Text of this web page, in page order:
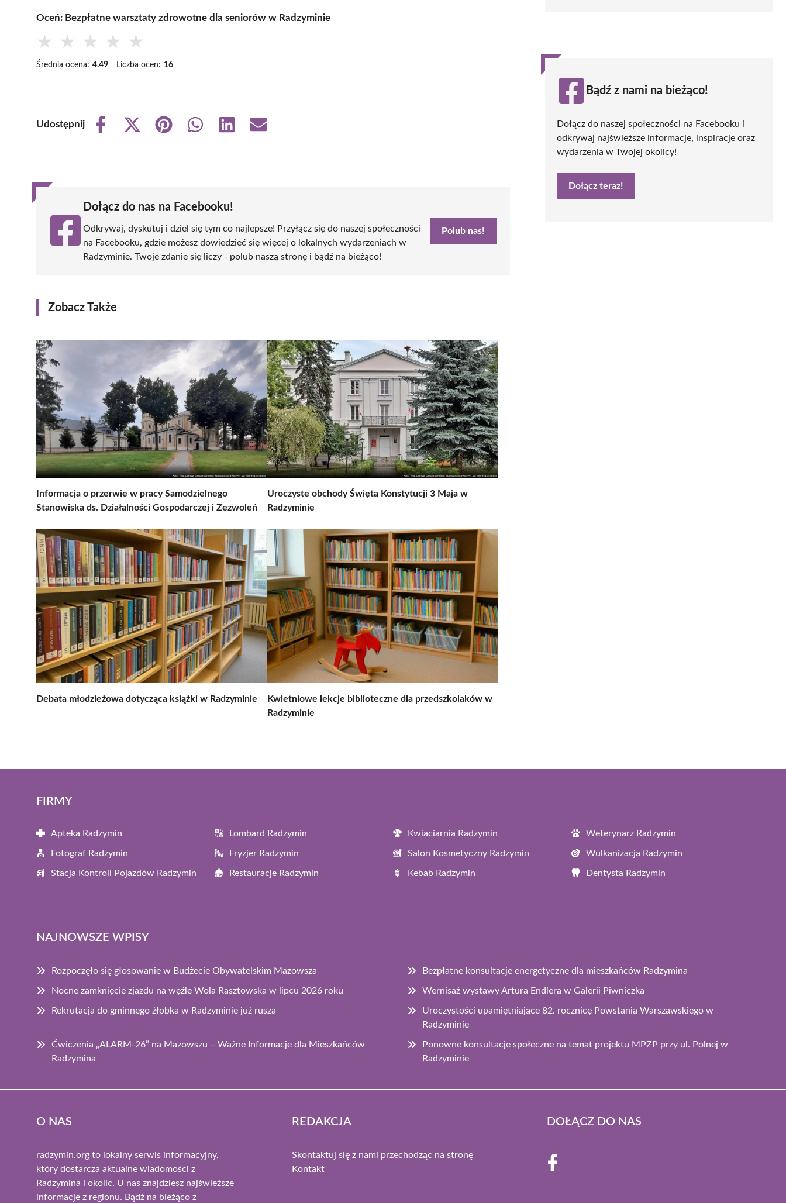
Oceń: Bezpłatne warsztaty zdrowotne dla seniorów w Radzyminie
★ ★ ★ ★ ★
Średnia ocena: 4.49 Liczba ocen: 16
Udostępnij
Share
Share
(Twitter)
Share
Share
Share
Share
Dołącz do nas na Facebooku!
Odkrywaj, dyskutuj i dziel się tym co najlepsze! Przyłącz się do naszej społeczności
na Facebooku, gdzie możesz dowiedzieć się więcej o lokalnych wydarzeniach w
Radzyminie. Twoje zdanie się liczy - polub naszą stronę i bądź na bieżąco!
Polub nas!
Zobacz Także
Informacja o przerwie w pracy Samodzielnego
Stanowiska ds. Działalności Gospodarczej i Zezwoleń
Uroczyste obchody Święta Konstytucji 3 Maja w
Radzyminie
Debata młodzieżowa dotycząca książki w Radzyminie
Kwietniowe lekcje biblioteczne dla przedszkolaków w
Radzyminie
Bądź z nami na bieżąco!
Dołącz do naszej społeczności na Facebooku i
odkrywaj najświeższe informacje, inspiracje oraz
wydarzenia w Twojej okolicy!
Dołącz teraz!
FIRMY
Apteka Radzymin Lombard Radzymin Kwiaciarnia Radzymin Weterynarz Radzymin
Fotograf Radzymin Fryzjer Radzymin Salon Kosmetyczny Radzymin Wulkanizacja Radzymin
Stacja Kontroli Pojazdów Radzymin Restauracje Radzymin Kebab Radzymin Dentysta Radzymin
NAJNOWSZE WPISY
Rozpoczęło się głosowanie w Budżecie Obywatelskim Mazowsza Bezpłatne konsultacje energetyczne dla mieszkańców Radzymina
Nocne zamknięcie zjazdu na węźle Wola Rasztowska w lipcu 2026 roku Wernisaż wystawy Artura Endlera w Galerii Piwniczka
Rekrutacja do gminnego żłobka w Radzyminie już rusza
Uroczystości upamiętniające 82. rocznicę Powstania Warszawskiego w
Radzyminie
Ćwiczenia „ALARM-26” na Mazowszu – Ważne Informacje dla Mieszkańców
Radzymina
Ponowne konsultacje społeczne na temat projektu MPZP przy ul. Polnej w
Radzyminie
O NAS
radzymin.org to lokalny serwis informacyjny,
który dostarcza aktualne wiadomości z
Radzymina i okolic. U nas znajdziesz najświeższe
informacje z regionu. Bądź na bieżąco z
REDAKCJA
Skontaktuj się z nami przechodząc na stronę
Kontakt
DOŁĄCZ DO NAS